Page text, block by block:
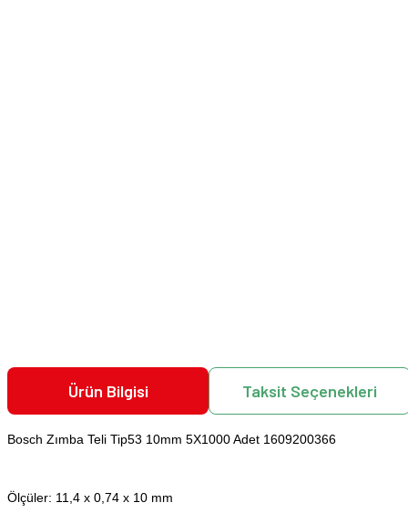
Ürün Bilgisi Taksit Seçenekleri
Bosch Zımba Teli Tip53 10mm 5X1000 Adet 1609200366
Ölçüler: 11,4 x 0,74 x 10 mm